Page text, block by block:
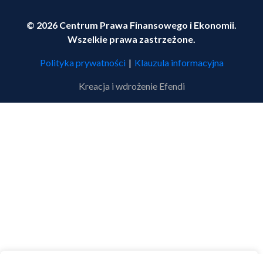
© 2026 Centrum Prawa Finansowego i Ekonomii.
Wszelkie prawa zastrzeżone.
Polityka prywatności | Klauzula informacyjna
Kreacja i wdrożenie Efendi